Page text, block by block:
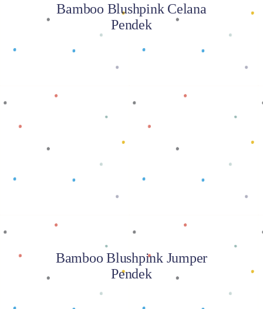
Bamboo Blushpink Celana
Pendek
Baca selengkapnya
Bamboo Blushpink Jumper
Pendek